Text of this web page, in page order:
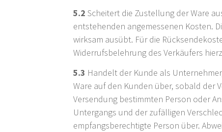
5.2 Scheitert die Zustellung der Ware
entstehenden angemessenen Kosten.
wirksam ausübt. Für die
Widerrufsbelehrung des Verkäufers
5.3 Handelt der Kunde als
Ware auf den Kunden über, sobald der
Versendung bestimmten Person oder
Untergangs und der zufälligen
empfangsberechtigte Person über.